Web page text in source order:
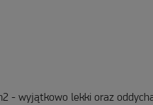
- wyjątkowo lekki oraz